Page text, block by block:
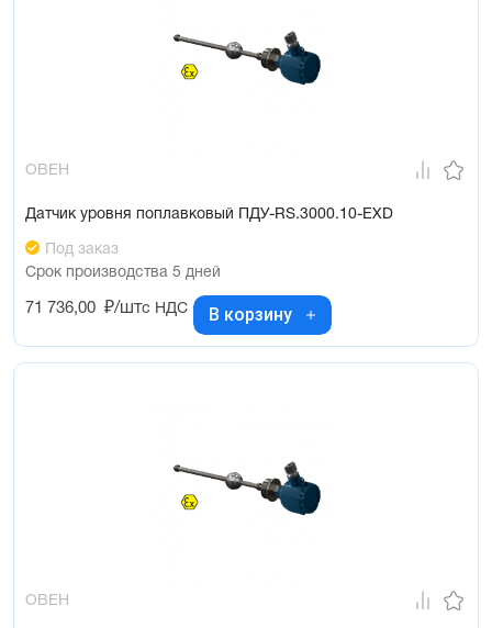
ОВЕН
Датчик уровня поплавковый ПДУ-RS.3000.10-ЕХD
Под заказ
Срок производства 5 дней
71 736,00 ₽/штс НДС В корзину
ОВЕН